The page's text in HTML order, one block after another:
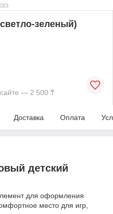
зеленый)
— 2 500 ₸
Доставка Оплата
детский
для оформления
место для игр,